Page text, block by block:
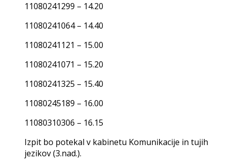
11080241299 – 14.20
11080241064 – 14.40
11080241121 – 15.00
11080241071 – 15.20
11080241325 – 15.40
11080245189 – 16.00
11080310306 – 16.15
Izpit bo potekal v kabinetu Komunikacije in tujih
jezikov (3.nad.).